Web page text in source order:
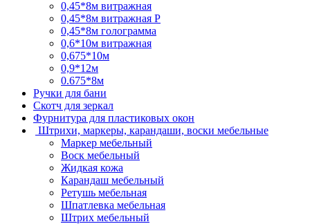
0,45*8м витражная
0,45*8м витражная Р
0,45*8м голограмма
0,6*10м витражная
0,675*10м
0,9*12м
0.675*8м
Ручки для бани
Скотч для зеркал
Фурнитура для пластиковых окон
Штрихи, маркеры, карандаши, воски мебельные
Маркер мебельный
Воск мебельный
Жидкая кожа
Карандаш мебельный
Ретушь мебельная
Шпатлевка мебельная
Штрих мебельный